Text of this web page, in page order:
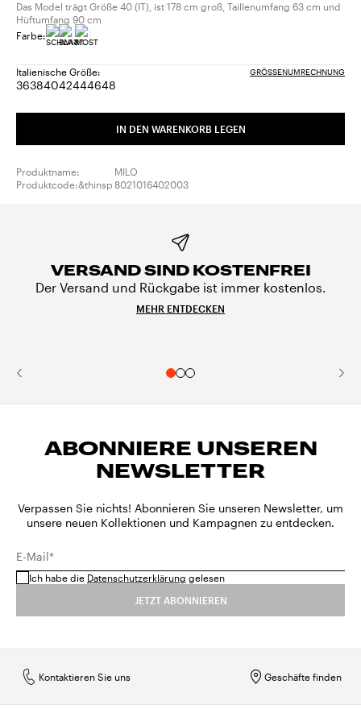
Das Model trägt Größe 40 (IT), ist 178 cm groß, Taillenumfang 63 cm und
Hüftumfang 90 cm
Farbe:
Italienische Größe: GRÖSSENUMRECHNUNG
36Größe:
38Größe:
40Größe:
42Größe:
44Größe:
46Größe:
48Größe:
IN DEN WARENKORB LEGEN
Produktname:
MILO
Produktcode:&thinsp 8021016402003
VERSAND SIND KOSTENFREI
Der Versand und Rückgabe ist immer kostenlos.
MEHR ENTDECKEN
ABONNIERE UNSEREN
NEWSLETTER
Verpassen Sie nichts! Abonnieren Sie unseren Newsletter, um
unsere neuen Kollektionen und Kampagnen zu entdecken.
E-Mail*
Ich habe die Datenschutzerklärung gelesen
JETZT ABONNIEREN
Geschäfte finden
Kontaktieren Sie uns